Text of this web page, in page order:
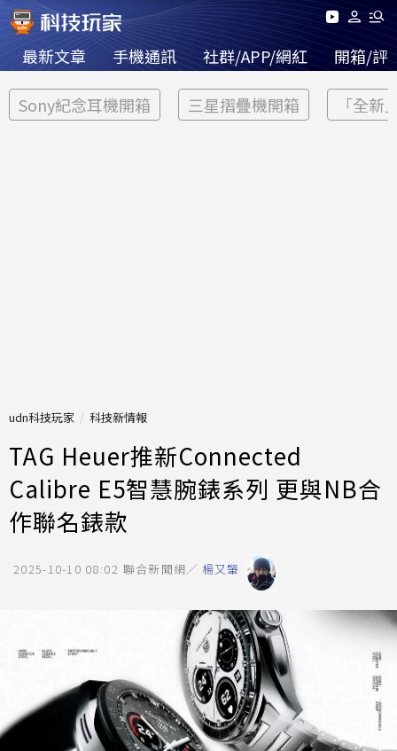
最新文章 手機通訊 社群/APP/網紅 開箱/評
Sony紀念耳機開箱 三星摺疊機開箱 「全新
udn科技玩家 科技新情報
TAG Heuer推新Connected
Calibre E5智慧腕錶系列 更與NB合
作聯名錶款
2025-10-10 08:02 聯合新聞網／ 楊又肇